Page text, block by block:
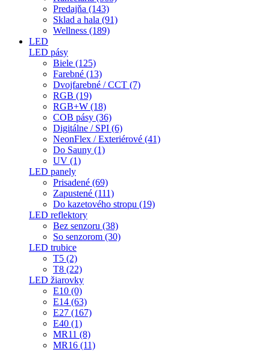
Predajňa (143)
Sklad a hala (91)
Wellness (189)
LED
LED pásy
Biele (125)
Farebné (13)
Dvojfarebné / CCT (7)
RGB (19)
RGB+W (18)
COB pásy (36)
Digitálne / SPI (6)
NeonFlex / Exteriérové (41)
Do Sauny (1)
UV (1)
LED panely
Prisadené (69)
Zapustené (111)
Do kazetového stropu (19)
LED reflektory
Bez senzoru (38)
So senzorom (30)
LED trubice
T5 (2)
T8 (22)
LED žiarovky
E10 (0)
E14 (63)
E27 (167)
E40 (1)
MR11 (8)
MR16 (11)